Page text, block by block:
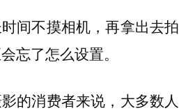
间不摸相机，再拿出去拍
忘了怎么设置。
的消费者来说，大多数人